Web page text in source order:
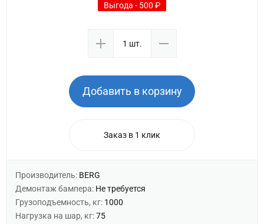
Выгода - 500 ₽
Добавить в корзину
Заказ в 1 клик
Производитель: BERG
Демонтаж бампера: Не требуется
Грузоподъемность, кг: 1000
Нагрузка на шар, кг:75